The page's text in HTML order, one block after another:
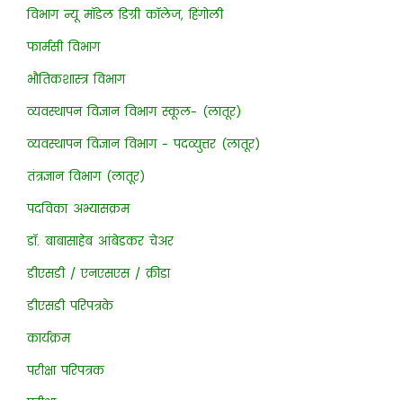
विभाग न्यू मॉडेल डिग्री कॉलेज, हिंगोली
फार्मसी विभाग
भौतिकशास्त्र विभाग
व्यवस्थापन विज्ञान विभाग स्कूल- (लातूर)
व्यवस्थापन विज्ञान विभाग - पदव्युत्तर (लातूर)
तंत्रज्ञान विभाग (लातूर)
पदविका अभ्यासक्रम
डॉ. बाबासाहेब आंबेडकर चेअर
डीएसडी / एनएसएस / क्रीडा
डीएसडी परिपत्रके
कार्यक्रम
परीक्षा परिपत्रक